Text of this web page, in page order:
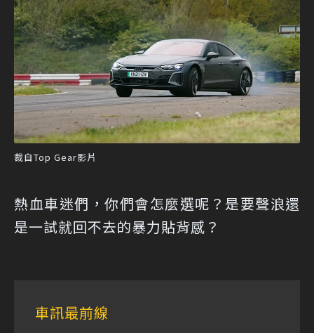
裁自Top Gear影片
熱血車迷們，你們會怎麼選呢？是要聲浪還
是一試就回不去的暴力貼背感？
車訊最前線